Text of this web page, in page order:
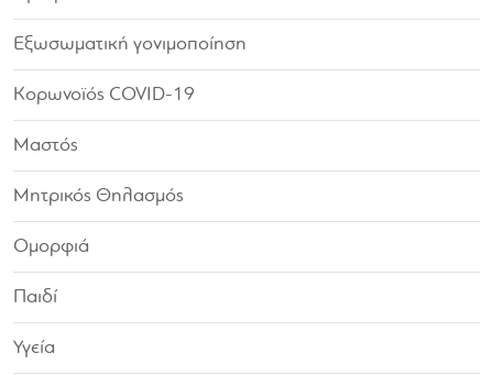
Εξωσωματική γονιμοποίηση
Κορωνοϊός COVID-19
Μαστός
Μητρικός Θηλασμός
Ομορφιά
Παιδί
Υγεία